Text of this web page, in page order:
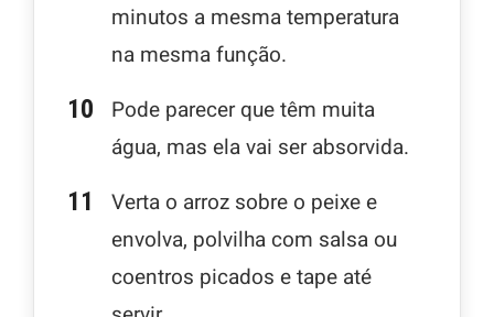
minutos a mesma temperatura
na mesma função.
Pode parecer que têm muita
água, mas ela vai ser absorvida.
Verta o arroz sobre o peixe e
envolva, polvilha com salsa ou
coentros picados e tape até